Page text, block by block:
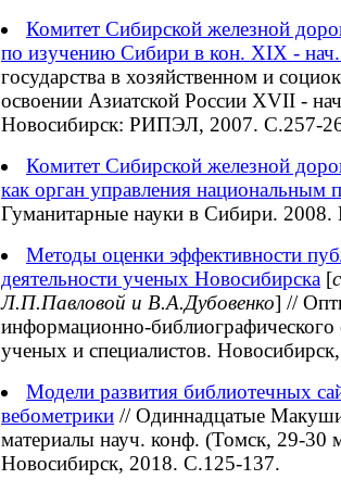
Комитет Сибирской железной
по изучению Сибири в кон. XIX -
государства в хозяйственном и
освоении Азиатской России XVII -
Новосибирск: РИПЭЛ, 2007. С.257-
Комитет Сибирской железной
как орган управления национальным
Гуманитарные науки в Сибири.
Методы оценки эффективности
деятельности ученых Новосибирска [
Л.П.Павловой и В.А.Дубовенко] //
информационно-библиографического
ученых и специалистов.
Модели развития библиотечных
вебометрики // Одиннадцатые
материалы науч. конф. (Томск, 29-30
Новосибирск, 2018. С.125-137.